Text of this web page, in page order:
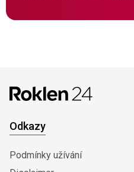
Odkazy
Podmínky užívání